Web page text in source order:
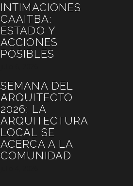
INTIMACIONES
CAAITBA:
ESTADO Y
ACCIONES
POSIBLES
SEMANA DEL
ARQUITECTO
2026: LA
ARQUITECTURA
LOCAL SE
ACERCA A LA
COMUNIDAD